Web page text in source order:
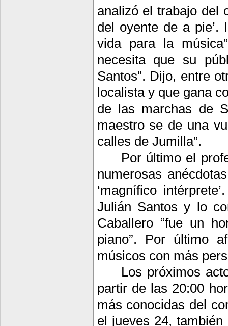
analizó el trabajo del
del oyente de a pie’.
vida para la
necesita que su
Santos”. Dijo, entre
localista y que gana
de las marchas de
maestro se de una
calles de Jumilla”.
Por último el
numerosas
‘magnífico
Julián Santos y lo
Caballero “fue un
piano”. Por último
músicos con más
Los próximos
partir de las 20:00
más conocidas del
el jueves 24, también